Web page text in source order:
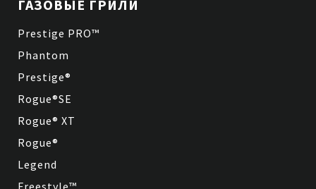
ГАЗОВЫЕ ГРИЛИ
Prestige PRO™
Phantom
Prestige®
Rogue®SE
Rogue® XT
Rogue®
Legend
Freestyle™